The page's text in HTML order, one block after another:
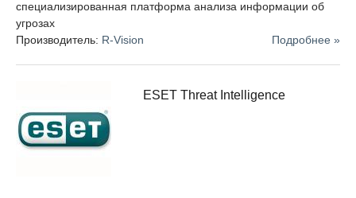
заметить, что TIP-системы имеют поддержку API, что
позволяет обрабатывать информацию и все полученные
сведения централизованно.
пространства включает в себя несколько подразделений,
которые используют различные инструменты и
обеспечивают реагирования на инциденты, систему
безопасности сети и анализ данных. Интеграция между
специализированная платформа анализа информации об
угрозах
Производитель: R-Vision Подробнее »
ESET Threat Intelligence